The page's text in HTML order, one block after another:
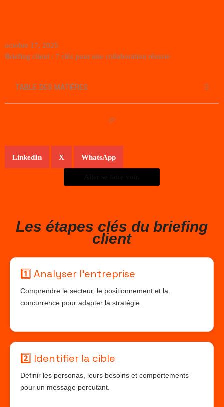
octobre 17, 2025
Briefing client : 7 clés pour une collaboration réussie
Les étapes clés du briefing
client
1️⃣ Analyser l’entreprise
Comprendre le secteur, le positionnement et la
concurrence pour adapter la stratégie.
2️⃣ Identifier la cible
Définir les personas, leurs besoins et comportements
pour un message percutant.
TABLE DES MATIÈRES
LinkedIn X WhatsApp